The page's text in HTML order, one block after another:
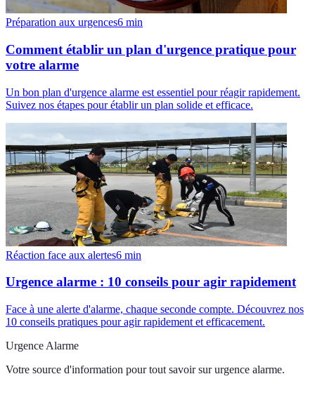
Préparation aux urgences6 min
Comment établir un plan d'urgence pratique pour
votre alarme
Un bon plan d'urgence alarme est essentiel pour réagir rapidement.
Suivez nos étapes pour établir un plan solide et efficace.
Réaction face aux alertes6 min
Urgence alarme : 10 conseils pour agir rapidement
Face à une alerte d'alarme, chaque seconde compte. Découvrez nos
10 conseils pratiques pour agir rapidement et efficacement.
Urgence Alarme
Votre source d'information pour tout savoir sur urgence alarme.